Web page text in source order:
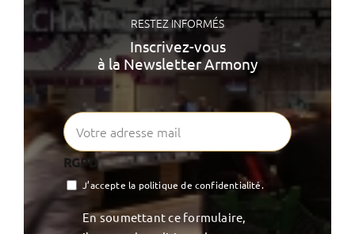
RESTEZ INFORMÉS
Inscrivez-vous
à la Newsletter Armony
RGPD
J’accepte la politique de confidentialité.
Vie
En soumettant ce formulaire,